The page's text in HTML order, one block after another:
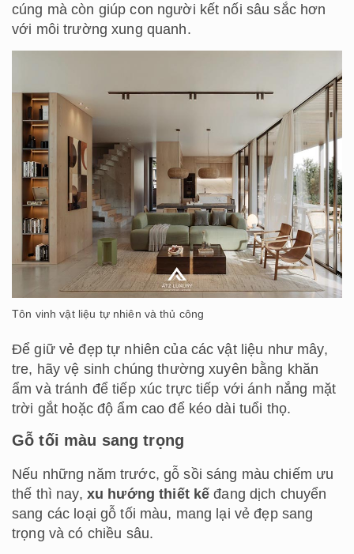
cúng mà còn giúp con người kết nối sâu sắc hơn
với môi trường xung quanh.
Tôn vinh vật liệu tự nhiên và thủ công
Để giữ vẻ đẹp tự nhiên của các vật liệu như mây,
tre, hãy vệ sinh chúng thường xuyên bằng khăn
ẩm và tránh để tiếp xúc trực tiếp với ánh nắng mặt
trời gắt hoặc độ ẩm cao để kéo dài tuổi thọ.
Gỗ tối màu sang trọng
Nếu những năm trước, gỗ sồi sáng màu chiếm ưu
thế thì nay, xu hướng thiết kế đang dịch chuyển
sang các loại gỗ tối màu, mang lại vẻ đẹp sang
trọng và có chiều sâu.